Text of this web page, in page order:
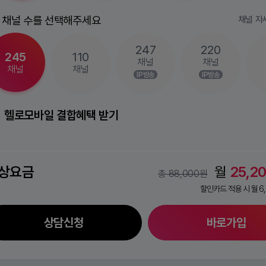
널 수를 선택해주세요 채널 자
245
채널
110
채널
247
채널
IP방송
220
채널
IP방송
헬로모바일 결합혜택 받기
요금 총 88,000원 월
할인카드 적용 시 월
상담신청 바로가입